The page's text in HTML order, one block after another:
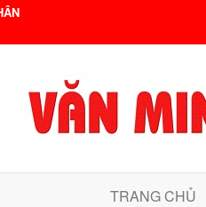
TRANG CHỦ